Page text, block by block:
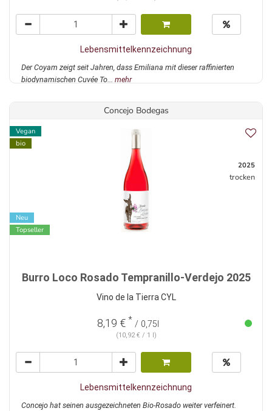
Lebensmittelkennzeichnung
Der Coyam zeigt seit Jahren, dass Emiliana mit dieser raffinierten
biodynamischen Cuvée To... mehr
Concejo Bodegas
Vegan
bio
Neu
Topseller
2025
trocken
Burro Loco Rosado Tempranillo-Verdejo 2025
Vino de la Tierra CYL
8,19 € * / 0,75l
(10,92 € / 1 l)
Lebensmittelkennzeichnung
Concejo hat seinen ausgezeichneten Bio-Rosado weiter verfeinert.